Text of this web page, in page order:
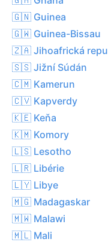
🇬🇳 Guinea
🇬🇼 Guinea-Bissau
🇿🇦 Jihoafrická
🇸🇸 Jižní Súdán
🇨🇲 Kamerun
🇨🇻 Kapverdy
🇰🇪 Keňa
🇰🇲 Komory
🇱🇸 Lesotho
🇱🇷 Libérie
🇱🇾 Libye
🇲🇬 Madagaskar
🇲🇼 Malawi
🇲🇱 Mali